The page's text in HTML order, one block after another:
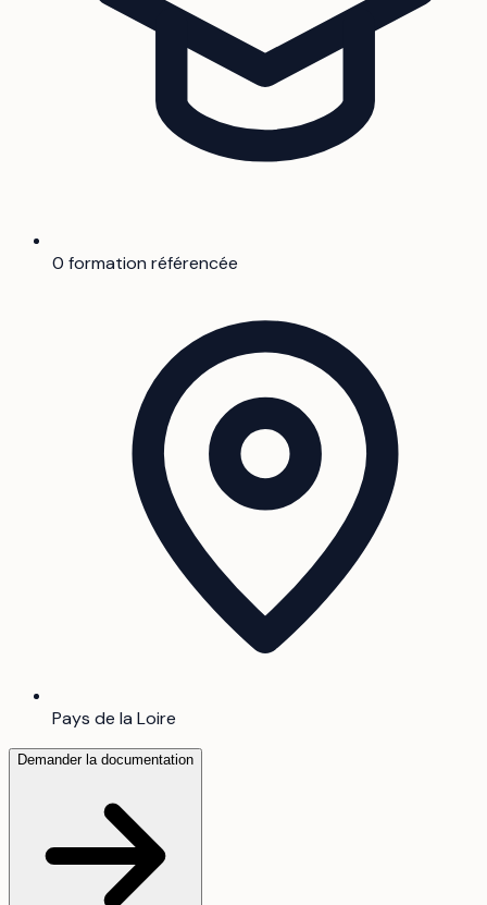
0 formation référencée
Pays de la Loire
Demander la documentation